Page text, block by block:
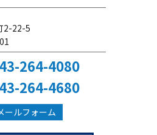
2-22-5
264-4080
264-4680
ールフォーム